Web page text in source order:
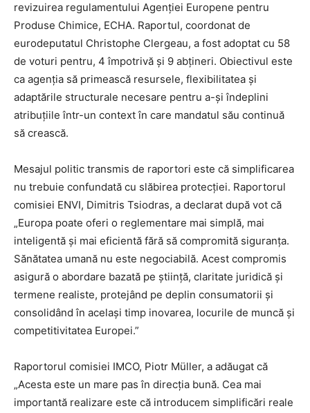
revizuirea regulamentului Agenției Europene pentru
Produse Chimice, ECHA. Raportul, coordonat de
eurodeputatul Christophe Clergeau, a fost adoptat cu 58
de voturi pentru, 4 împotrivă și 9 abțineri. Obiectivul este
ca agenția să primească resursele, flexibilitatea și
adaptările structurale necesare pentru a-și îndeplini
atribuțiile într-un context în care mandatul său continuă
să crească.
Mesajul politic transmis de raportori este că simplificarea
nu trebuie confundată cu slăbirea protecției. Raportorul
comisiei ENVI, Dimitris Tsiodras, a declarat după vot că
„Europa poate oferi o reglementare mai simplă, mai
inteligentă și mai eficientă fără să compromită siguranța.
Sănătatea umană nu este negociabilă. Acest compromis
asigură o abordare bazată pe știință, claritate juridică și
termene realiste, protejând pe deplin consumatorii și
consolidând în același timp inovarea, locurile de muncă și
competitivitatea Europei.”
Raportorul comisiei IMCO, Piotr Müller, a adăugat că
„Acesta este un mare pas în direcția bună. Cea mai
importantă realizare este că introducem simplificări reale